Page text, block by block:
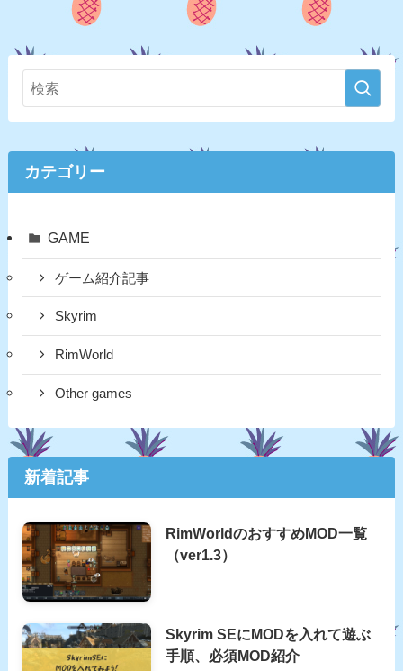
カテゴリー
GAME
ゲーム紹介記事
Skyrim
RimWorld
Other games
新着記事
RimWorldのおすすめMOD一覧
（ver1.3）
Skyrim SEにMODを入れて遊ぶ
手順、必須MOD紹介